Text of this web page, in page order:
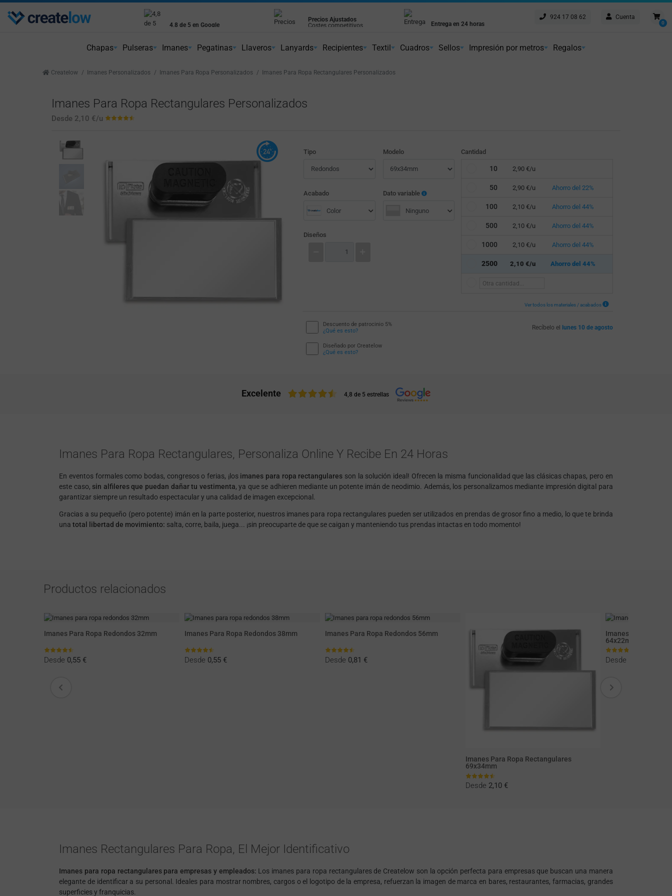
0
Cuenta
924 17 08 62
Envío gratis
Peninsular a partir de 75€
4,8 de 5 en Google
Precios Ajustados
Costes competitivos
Entrega en 24 horas
Envío gratis
Chapas Pulseras Imanes Pegatinas Llaveros Lanyards Recipientes Textil Cuadros Sellos Impresión por metros Regalos
Createlow Imanes Personalizados Imanes Para Ropa Personalizados Imanes Para Ropa Rectangulares Personalizados
Imanes Para Ropa Rectangulares Personalizados
Desde 2,10 €/u
Tipo Modelo
Acabado
Color
Dato variable
Ninguno
Diseños
Cantidad
10 2,90 €/u
50 2,90 €/u Ahorro del 22%
100 2,10 €/u Ahorro del 44%
500 2,10 €/u Ahorro del 44%
1000 2,10 €/u Ahorro del 44%
2500 2,10 €/u Ahorro del 44%
Ver todos los materiales / acabados
Descuento de patrocinio 5%
¿Qué es esto?
Diseñado por Createlow
¿Qué es esto?
Recíbelo el lunes 10 de agosto
Excelente 4,8 de 5 estrellas
Imanes Para Ropa Rectangulares, Personaliza Online Y Recibe En 24 Horas
En eventos formales como bodas, congresos o ferias, ¡los imanes para ropa rectangulares son la solución ideal! Ofrecen la misma funcionalidad que las clásicas chapas, pero en
este caso, sin alfileres que puedan dañar tu vestimenta, ya que se adhieren mediante un potente imán de neodimio. Además, los personalizamos mediante impresión digital para
garantizar siempre un resultado espectacular y una calidad de imagen excepcional.
Gracias a su pequeño (pero potente) imán en la parte posterior, nuestros imanes para ropa rectangulares pueden ser utilizados en prendas de grosor fino a medio, lo que te brinda
unatotal libertad de movimiento: salta, corre, baila, juega... ¡sin preocuparte de que se caigan y manteniendo tus prendas intactas en todo momento!
Productos relacionados
Imanes Para Ropa Redondos 32mm
Desde 0,55 €
Imanes Para Ropa Redondos 38mm
Desde 0,55 €
Imanes Para Ropa Redondos 56mm
Desde 0,81 €
Imanes Para Ropa Rectangulares
69x34mm
Desde 2,10 €
Imanes Para Ropa
64x22mm
Desde
Imanes Rectangulares Para Ropa, El Mejor Identificativo
Imanes para ropa rectangulares para empresas y empleados: Los imanes para ropa rectangulares de Createlow son la opción perfecta para empresas que buscan una manera
elegante de identificar a su personal. Ideales para mostrar nombres, cargos o el logotipo de la empresa, refuerzan la imagen de marca en bares, restaurantes, farmacias, grandes
superficies y franquicias.